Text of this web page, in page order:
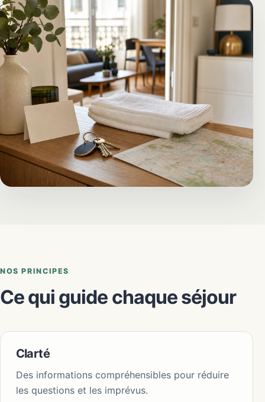
NOS PRINCIPES
Ce qui guide chaque séjour
Clarté
Des informations compréhensibles pour réduire
les questions et les imprévus.